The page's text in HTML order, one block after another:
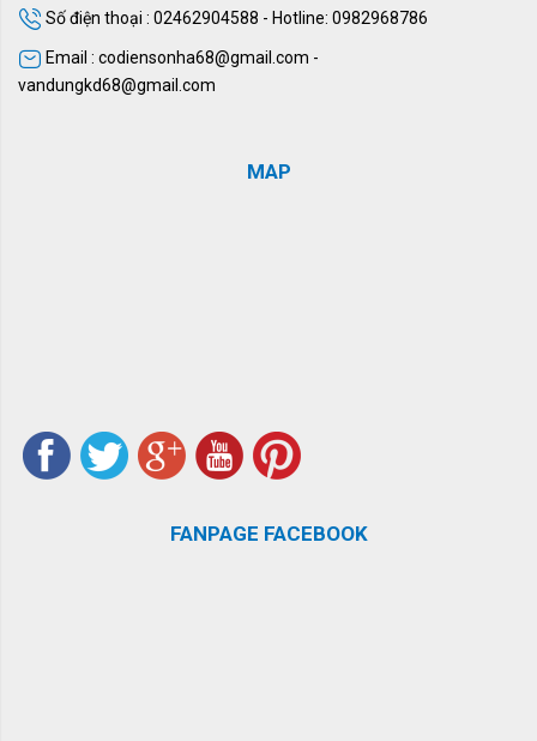
Số điện thoại : 02462904588 - Hotline: 0982968786
Email : codiensonha68@gmail.com -
vandungkd68@gmail.com
MAP
FANPAGE FACEBOOK